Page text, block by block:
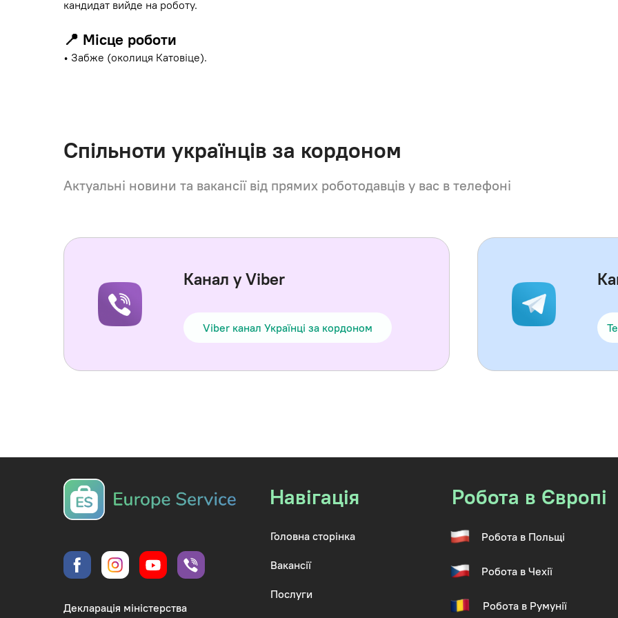
кандидат вийде на роботу.
📍 Місце роботи
• Забже (околиця Катовіце).
Канал у Viber
Viber канал Українці за кордоном
Спільноти українців за кордоном
Актуальні новини та вакансії від прямих роботодавців у вас в телефоні
Навігація
Головна сторінка
Вакансії
Послуги
Робота в Європі
Робота в Польщі
Робота в Чехії
Робота в Румунії
Декларація міністерства